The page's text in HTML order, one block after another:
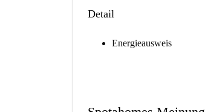
Detail
Energieausweis